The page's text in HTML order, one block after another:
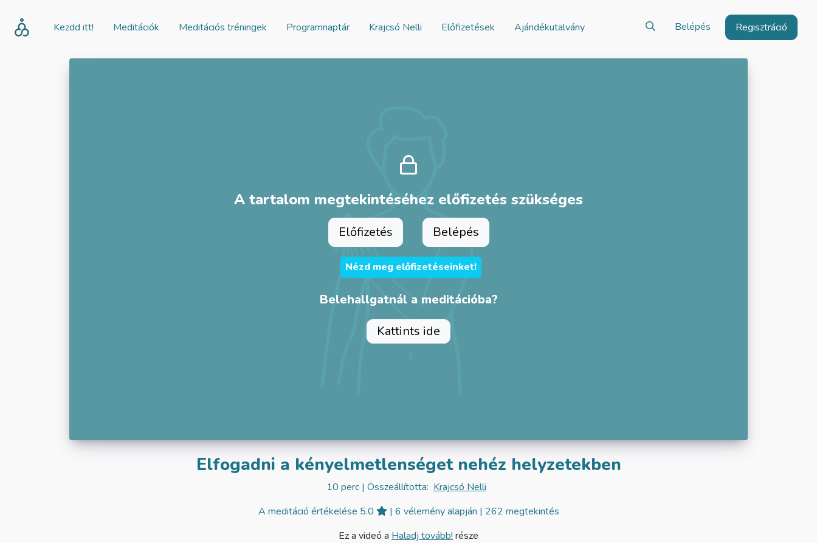
Kezdd itt! Meditációk Meditációs tréningek Programnaptár Krajcsó Nelli Előfizetések Ajándékutalvány Belépés Regisztráció
A tartalom megtekintéséhez előfizetés szükséges
Előfizetés Belépés
Nézd meg előfizetéseinket!
Belehallgatnál a meditációba?
Kattints ide
Elfogadni a kényelmetlenséget nehéz helyzetekben
10 perc| Összeállította: Krajcsó Nelli
A meditáció értékelése 5.0
| 6 vélemény alapján | 262 megtekintés
Ez a videó a Haladj tovább! része